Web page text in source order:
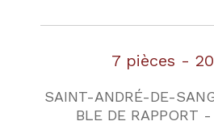
7 pièces -
SAINT-ANDRÉ-DE-
BLE DE RAPPORT -